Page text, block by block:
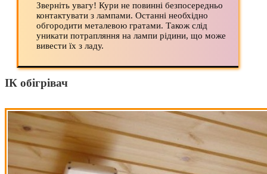
Зверніть увагу! Кури не повинні безпосередньо
контактувати з лампами. Останні необхідно
обгородити металевою гратами. Також слід
уникати потрапляння на лампи рідини, що може
вивести їх з ладу.
ІК обігрівач